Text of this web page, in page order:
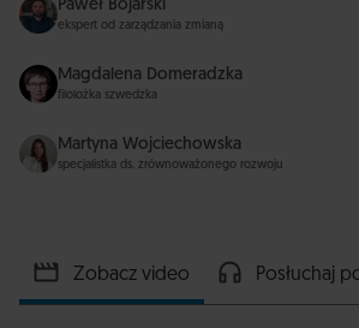
Paweł Bojarski
ekspert od zarządzania zmianą
Magdalena Domeradzka
filolożka szwedzka
Martyna Wojciechowska
specjalistka ds. zrównoważonego rozwoju
Zobacz video Posłuchaj